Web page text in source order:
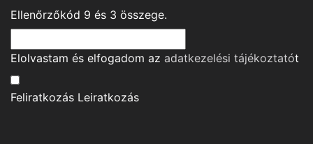
Ellenőrzőkód 9 és 3 összege.
Elolvastam és elfogadom az adatkezelési tájékoztatót
Feliratkozás Leiratkozás